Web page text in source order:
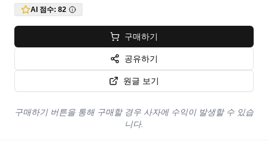
AI 점수: 82
구매하기
공유하기
원글 보기
구매하기 버튼을 통해 구매할 경우 사자에 수익이 발생할 수 있습
니다.